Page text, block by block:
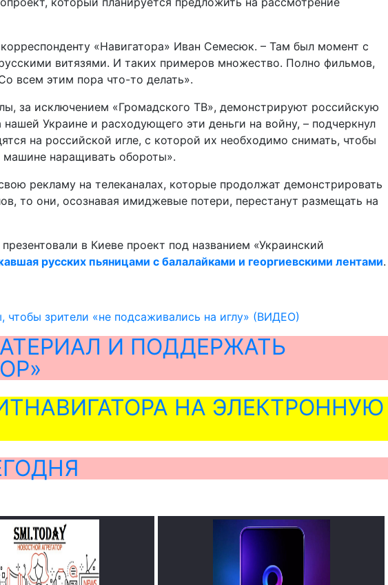
«Навигатора» Иван Семесюк. – Там был момент с
витязями. И таких примеров множество. Полно фильмов,
всем этим пора что-то делать».
за исключением «Громадского ТВ», демонстрируют российскую
Украине и расходующего эти деньги на войну, – подчеркнул
на российской игле, с которой их необходимо снимать, чтобы
машине наращивать обороты».
рекламу на телеканалах, которые продолжат демонстрировать
то они, осознавая имиджевые потери, перестанут размещать на
в Киеве проект под названием «Украинский
русских пьяницами с балалайками и георгиевскими лентами.
зрители «не подсаживались на иглу» (ВИДЕО)
И ПОДДЕРЖАТЬ
НА ЭЛЕКТРОННУЮ